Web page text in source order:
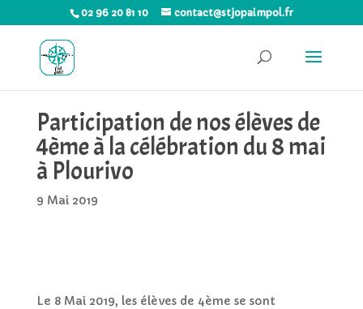
02 96 20 81 10 contact@stjopaimpol.fr
Participation de nos élèves de
4ème à la célébration du 8 mai
à Plourivo
9 Mai 2019
Le 8 Mai 2019, les élèves de 4ème se sont